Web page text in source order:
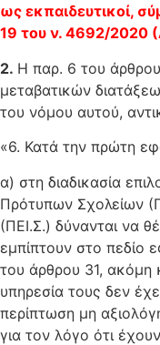
ως εκπαιδευτικοί,
19 του ν. 4692/2020
2. Η παρ. 6 του
μεταβατικών
του νόμου αυτού,
«6. Κατά την πρώτη
α) στη διαδικασία
Πρότυπων Σχολείων
(ΠΕΙ.Σ.) δύνανται να
εμπίπτουν στο πεδίο
του άρθρου 31, ακόμη
υπηρεσία τους δεν
περίπτωση μη
για τον λόγο ότι